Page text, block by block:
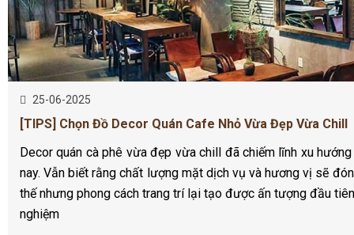
25-06-2025
[TIPS] Chọn Đồ Decor Quán Cafe Nhỏ Vừa Đẹp Vừa Chill
Decor quán cà phê vừa đẹp vừa chill đã chiếm lĩnh xu
nay. Vẫn biết rằng chất lượng mặt dịch vụ và hương vị sẽ
thế nhưng phong cách trang trí lại tạo được ấn tượng đầu
nghiệm